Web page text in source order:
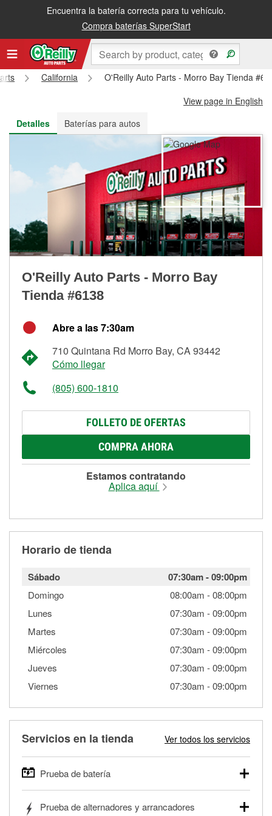
Encuentra la batería correcta para tu vehículo.
Compra baterías SuperStart
Recibe tu orden gratis al día siguiente o recógela en la tienda
California
O'Reilly Auto Parts - Morro Bay Tienda
View page in English
Detalles
Baterías para autos
O'Reilly Auto Parts - Morro Bay
Tienda #6138
Abre a las 7:30am
710 Quintana Rd Morro Bay, CA 93442
Cómo llegar
(805) 600-1810
FOLLETO DE OFERTAS
COMPRA AHORA
Estamos contratando
Aplica aquí
Horario de tienda
Sábado 07:30am-09:00pm
Domingo 08:00am -08:00pm
Lunes
07:30am -09:00pm
Martes
07:30am -09:00pm
Miércoles
07:30am -09:00pm
Jueves
07:30am -09:00pm
Viernes
07:30am -09:00pm
Servicios en la tienda Ver todos los servicios
Prueba de batería
autos, camionetas, SUVs, vehículos comerciales y
Prueba de alternadores y arrancadores